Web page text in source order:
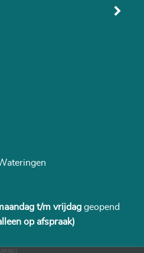
t/m vrijdag geopend
op afspraak)